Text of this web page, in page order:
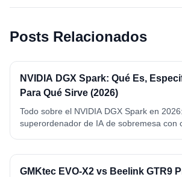
Posts Relacionados
NVIDIA DGX Spark: Qué Es,
Para Qué Sirve (2026)
Todo sobre el NVIDIA DGX Spark en
superordenador de IA de sobremesa con
GMKtec EVO-X2 vs Beelink GTR9